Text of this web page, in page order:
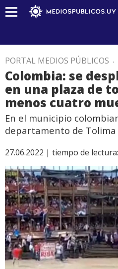
PORTAL MEDIOS PÚBLICOS .
Colombia: se
en una plaza de
menos cuatro
En el municipio
departamento de Tolima
27.06.2022 | tiempo de lectura: